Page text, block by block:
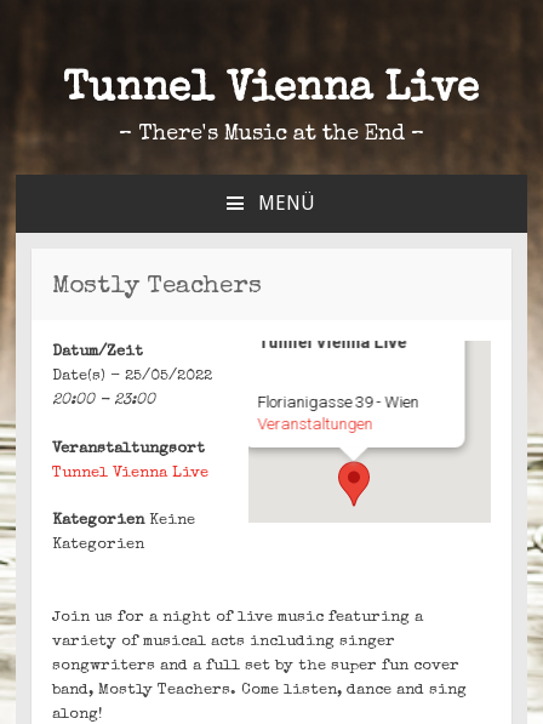
Tunnel Vienna Live
– There's Music at the End –
MENÜ
SPRINGEN
Mostly Teachers
Tunnel Vienna Live
Florianigasse 39 - Wien
Veranstaltungen
Datum/Zeit
Date(s) - 25/05/2022
20:00 - 23:00
Veranstaltungsort
Tunnel Vienna Live
KategorienKeine
Kategorien
Join us for a night of live music featuring a
variety of musical acts including singer
songwriters and a full set by the super fun cover
band, Mostly Teachers. Come listen, dance and sing
along!